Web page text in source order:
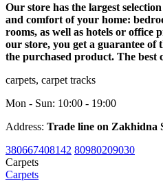
Our store has the largest
and comfort of your home:
rooms, as well as hotels or office
our store, you get a guarantee
the purchased product. The best
carpets, carpet tracks
Mon - Sun: 10:00 - 19:00
Address: Trade line on Zakhidna
380667408142 80980209030
Carpets
Carpets